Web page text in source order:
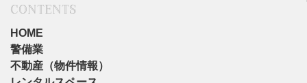
CONTENTS
HOME
警備業
不動産（物件情報）